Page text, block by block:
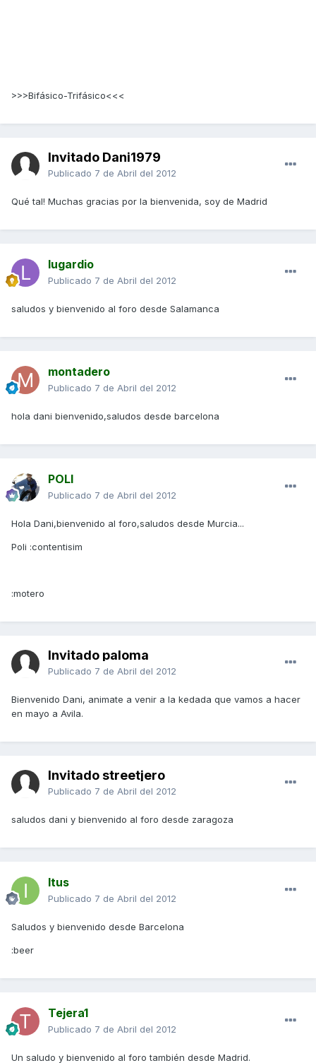
>>>Bifásico-Trifásico<<<
Invitado Dani1979
Publicado 7 de Abril del 2012
Qué tal! Muchas gracias por la bienvenida, soy de Madrid
lugardio
Publicado 7 de Abril del 2012
saludos y bienvenido al foro desde Salamanca
montadero
Publicado 7 de Abril del 2012
hola dani bienvenido,saludos desde barcelona
POLI
Publicado 7 de Abril del 2012
Hola Dani,bienvenido al foro,saludos desde Murcia...
Poli :contentisim
:motero
Invitado paloma
Publicado 7 de Abril del 2012
Bienvenido Dani, animate a venir a la kedada que vamos a hacer
en mayo a Avila.
Invitado streetjero
Publicado 7 de Abril del 2012
saludos dani y bienvenido al foro desde zaragoza
Itus
Publicado 7 de Abril del 2012
Saludos y bienvenido desde Barcelona
:beer
Tejera1
Publicado 7 de Abril del 2012
Un saludo y bienvenido al foro también desde Madrid.